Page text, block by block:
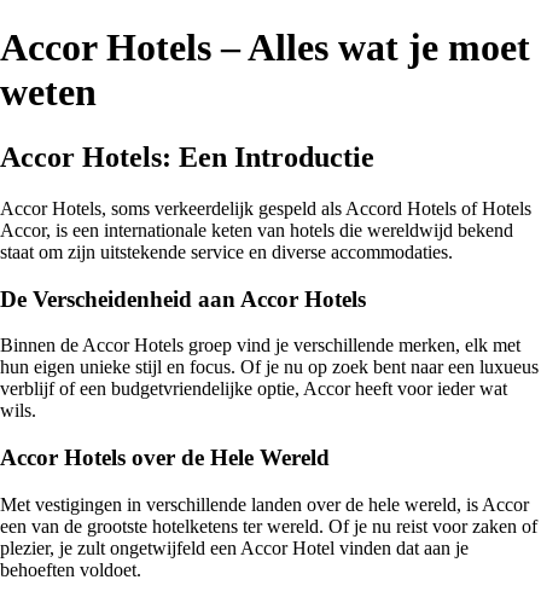
Accor Hotels – Alles wat je moet
weten
Accor Hotels: Een Introductie
Accor Hotels, soms verkeerdelijk gespeld als Accord Hotels of Hotels
Accor, is een internationale keten van hotels die wereldwijd bekend
staat om zijn uitstekende service en diverse accommodaties.
De Verscheidenheid aan Accor Hotels
Binnen de Accor Hotels groep vind je verschillende merken, elk met
hun eigen unieke stijl en focus. Of je nu op zoek bent naar een luxueus
verblijf of een budgetvriendelijke optie, Accor heeft voor ieder wat
wils.
Accor Hotels over de Hele Wereld
Met vestigingen in verschillende landen over de hele wereld, is Accor
een van de grootste hotelketens ter wereld. Of je nu reist voor zaken of
plezier, je zult ongetwijfeld een Accor Hotel vinden dat aan je
behoeften voldoet.